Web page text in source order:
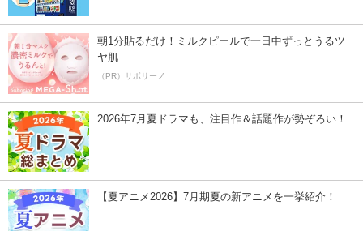
朝1分貼るだけ！ミルクピールで一日中ずっとうるツ
ヤ肌
（PR）サボリーノ
2026年7月夏ドラマも、注目作＆話題作が勢ぞろい！
【夏アニメ2026】7月期夏の新アニメを一挙紹介！